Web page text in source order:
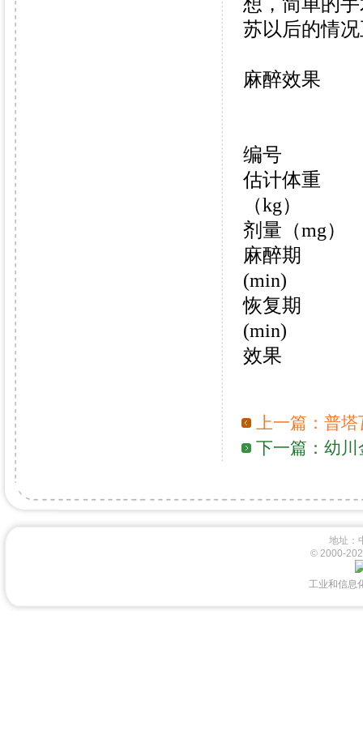
苏以后的情
麻醉效果
编号
估计体重
（kg）
剂量（mg）
麻醉期
(min)
恢复期
(min)
效果
上一篇： 普塔
下一篇： 幼川
地址
© 2000-
工业和信息